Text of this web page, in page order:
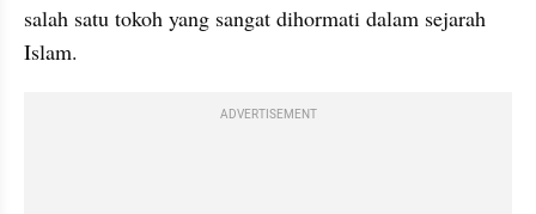
salah satu tokoh yang sangat dihormati dalam sejarah
Islam.
ADVERTISEMENT